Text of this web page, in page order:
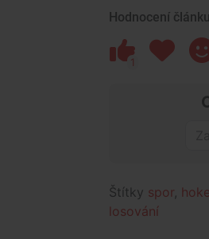
Hodnocení článku
1
Štítky spor
losování